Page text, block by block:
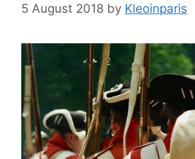
5 August 2018 by Kleoinparis